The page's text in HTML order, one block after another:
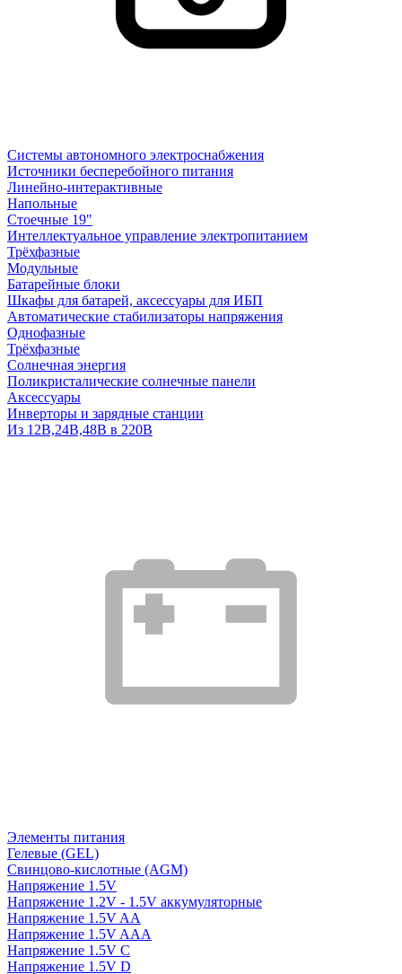
Системы автономного электроснабжения
Источники бесперебойного питания
Линейно-интерактивные
Напольные
Стоечные 19"
Интеллектуальное управление электропитанием
Трёхфазные
Модульные
Батарейные блоки
Шкафы для батарей, аксессуары для ИБП
Автоматические стабилизаторы напряжения
Однофазные
Трёхфазные
Солнечная энергия
Поликристалические солнечные панели
Аксессуары
Инверторы и зарядные станции
Из 12В,24В,48В в 220В
Элементы питания
Гелевые (GEL)
Свинцово-кислотные (AGM)
Напряжение 1.5V
Напряжение 1.2V - 1.5V аккумуляторные
Напряжение 1.5V AA
Напряжение 1.5V AAA
Напряжение 1.5V C
Напряжение 1.5V D